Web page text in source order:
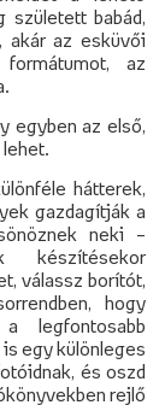
született babád,
akár az esküvői
az
egyben az első,
hátterek,
gazdagítják a
neki –
válassz borítót,
hogy
legfontosabb
egy különleges
és oszd
rejlő